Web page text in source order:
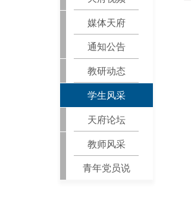
媒体天府
通知公告
教研动态
学生风采
天府论坛
教师风采
青年党员说